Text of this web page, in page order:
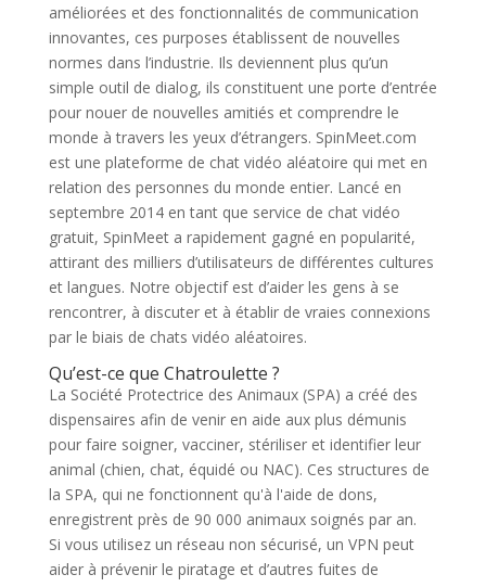
améliorées et des fonctionnalités de communication
innovantes, ces purposes établissent de nouvelles
normes dans l’industrie. Ils deviennent plus qu’un
simple outil de dialog, ils constituent une porte d’entrée
pour nouer de nouvelles amitiés et comprendre le
monde à travers les yeux d’étrangers. SpinMeet.com
est une plateforme de chat vidéo aléatoire qui met en
relation des personnes du monde entier. Lancé en
septembre 2014 en tant que service de chat vidéo
gratuit, SpinMeet a rapidement gagné en popularité,
attirant des milliers d’utilisateurs de différentes cultures
et langues. Notre objectif est d’aider les gens à se
rencontrer, à discuter et à établir de vraies connexions
par le biais de chats vidéo aléatoires.
Qu’est-ce que Chatroulette ?
La Société Protectrice des Animaux (SPA) a créé des
dispensaires afin de venir en aide aux plus démunis
pour faire soigner, vacciner, stériliser et identifier leur
animal (chien, chat, équidé ou NAC). Ces structures de
la SPA, qui ne fonctionnent qu'à l'aide de dons,
enregistrent près de 90 000 animaux soignés par an.
Si vous utilisez un réseau non sécurisé, un VPN peut
aider à prévenir le piratage et d’autres fuites de